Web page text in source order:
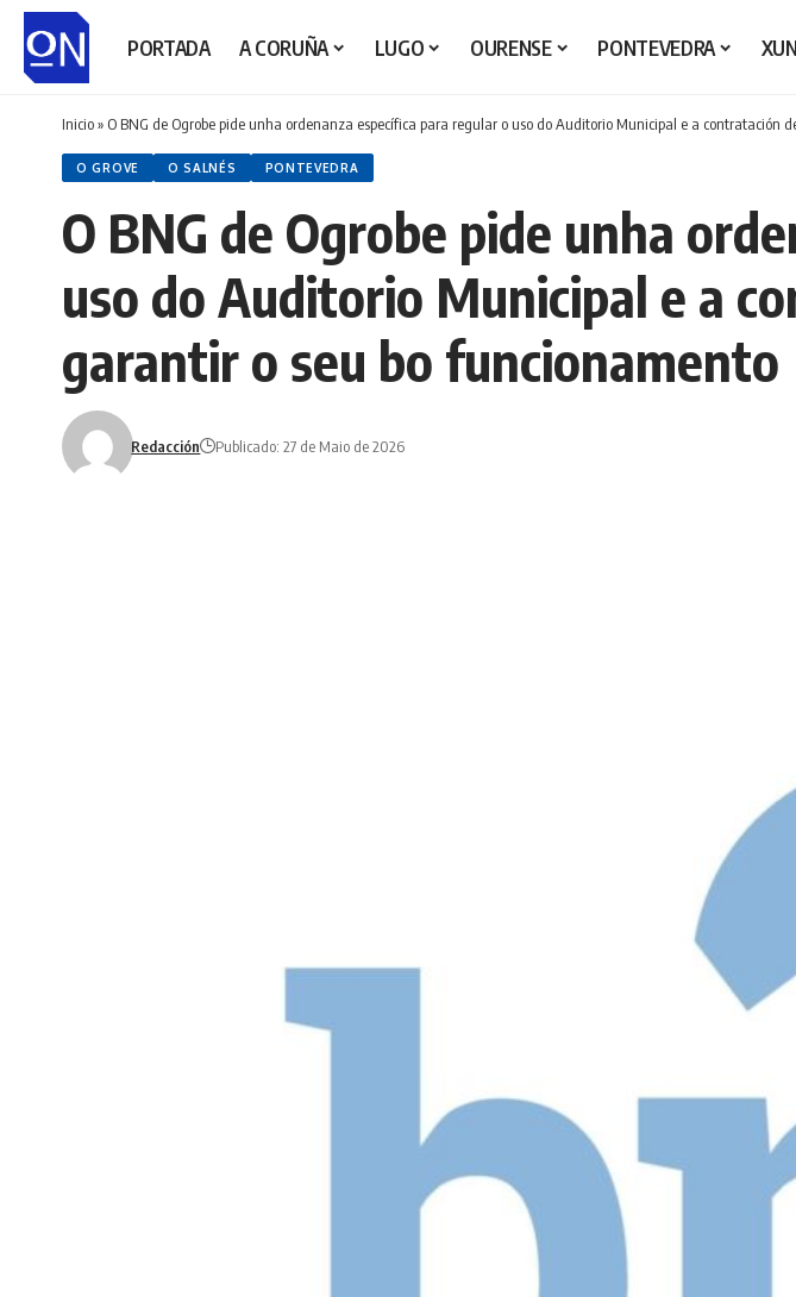
PORTADA A CORUÑA LUGO OURENSE PONTEVEDRA
Inicio» O BNG de Ogrobe pide unha ordenanza específica para regular o uso do Auditorio Municipal e a contratación
O GROVE O SALNÉS PONTEVEDRA
O BNG de Ogrobe pide unha
uso do Auditorio Municipal e a
garantir o seu bo funcionamento
Redacción Publicado: 27 de Maio de 2026